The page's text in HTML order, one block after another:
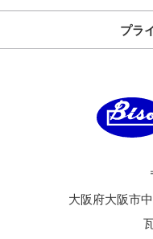
プラ
大阪府大阪市